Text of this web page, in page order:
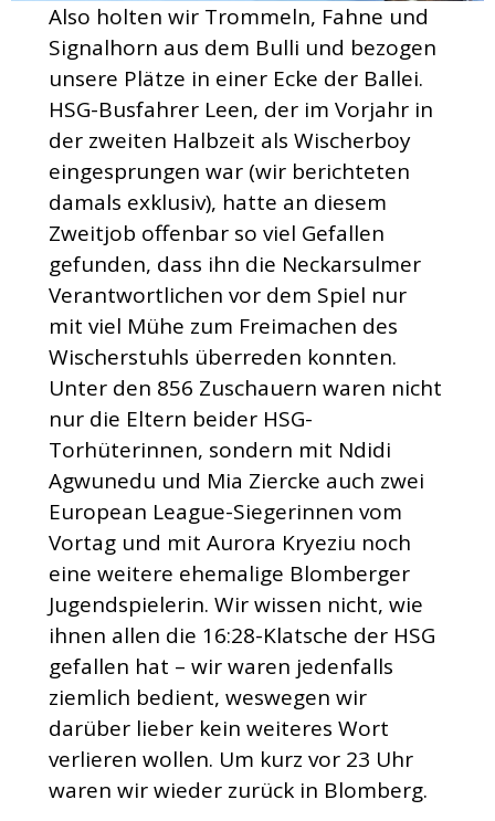
Also holten wir Trommeln, Fahne und
Signalhorn aus dem Bulli und bezogen
unsere Plätze in einer Ecke der Ballei.
HSG-Busfahrer Leen, der im Vorjahr in
der zweiten Halbzeit als Wischerboy
eingesprungen war (wir berichteten
damals exklusiv), hatte an diesem
Zweitjob offenbar so viel Gefallen
gefunden, dass ihn die Neckarsulmer
Verantwortlichen vor dem Spiel nur
mit viel Mühe zum Freimachen des
Wischerstuhls überreden konnten.
Unter den 856 Zuschauern waren nicht
nur die Eltern beider HSG-
Torhüterinnen, sondern mit Ndidi
Agwunedu und Mia Ziercke auch zwei
European League-Siegerinnen vom
Vortag und mit Aurora Kryeziu noch
eine weitere ehemalige Blomberger
Jugendspielerin. Wir wissen nicht, wie
ihnen allen die 16:28-Klatsche der HSG
gefallen hat – wir waren jedenfalls
ziemlich bedient, weswegen wir
darüber lieber kein weiteres Wort
verlieren wollen. Um kurz vor 23 Uhr
waren wir wieder zurück in Blomberg.